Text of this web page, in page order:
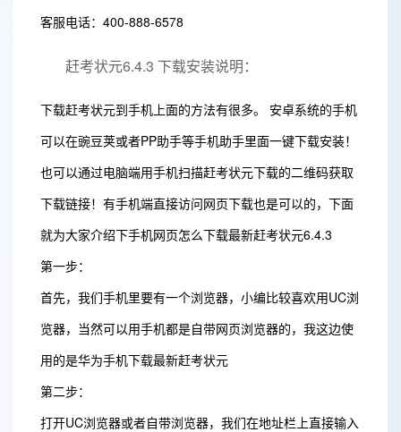
客服电话：400-888-6578
赶考状元6.4.3 下载安装说明：
下载赶考状元到手机上面的方法有很多。 安卓系统的手机
可以在豌豆荚或者PP助手等手机助手里面一键下载安装！
也可以通过电脑端用手机扫描赶考状元下载的二维码获取
下载链接！有手机端直接访问网页下载也是可以的，下面
就为大家介绍下手机网页怎么下载最新赶考状元6.4.3
第一步：
首先，我们手机里要有一个浏览器，小编比较喜欢用UC浏
览器，当然可以用手机都是自带网页浏览器的，我这边使
用的是华为手机下载最新赶考状元
第二步：
打开UC浏览器或者自带浏览器，我们在地址栏上直接输入